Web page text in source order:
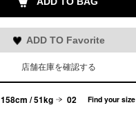
ADD TO Favorite
店舗在庫を確認する
158cm / 51kg 02 Find your size